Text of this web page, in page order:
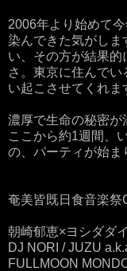
2006年より始めて
染んできた気がしま
い、その方が結果
さ。東京に住んで
い起こさせてくれま
濃厚で生命の秘密が
ここから約1週間、
の、パーティが始ま
奄美皆既日食音楽
朝崎郁恵×ヨシダダ
DJ NORI / JUZU
FULLMOON